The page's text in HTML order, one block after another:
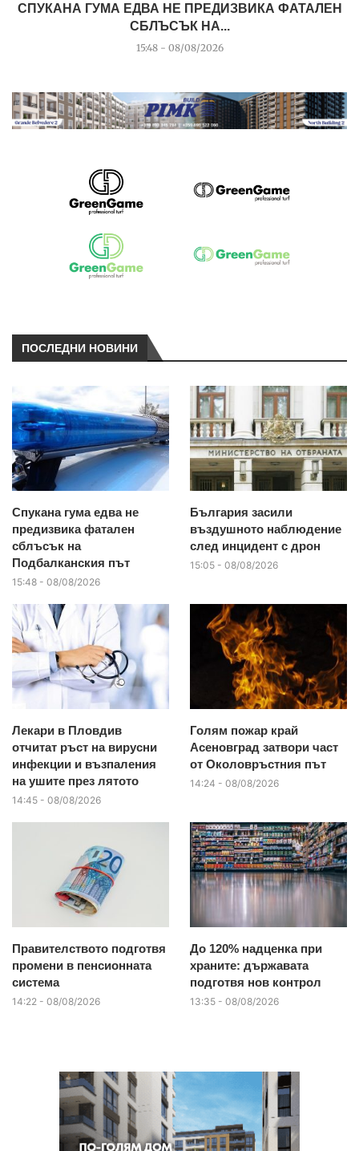
СПУКАНА ГУМА ЕДВА НЕ ПРЕДИЗВИКА ФАТАЛЕН
СБЛЪСЪК НА...
15:48 - 08/08/2026
ПОСЛЕДНИ НОВИНИ
Спукана гума едва не
предизвика фатален
сблъсък на
Подбалканския път
15:48 - 08/08/2026
България засили
въздушното наблюдение
след инцидент с дрон
15:05 - 08/08/2026
Лекари в Пловдив
отчитат ръст на вирусни
инфекции и възпаления
на ушите през лятото
14:45 - 08/08/2026
Голям пожар край
Асеновград затвори част
от Околовръстния път
14:24 - 08/08/2026
Правителството подготвя
промени в пенсионната
система
14:22 - 08/08/2026
До 120% надценка при
храните: държавата
подготвя нов контрол
13:35 - 08/08/2026